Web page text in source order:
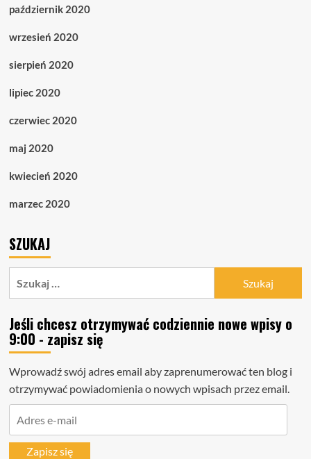
październik 2020
wrzesień 2020
sierpień 2020
lipiec 2020
czerwiec 2020
maj 2020
kwiecień 2020
marzec 2020
SZUKAJ
Jeśli chcesz otrzymywać codziennie nowe wpisy o
9:00 - zapisz się
Wprowadź swój adres email aby zaprenumerować ten blog i
otrzymywać powiadomienia o nowych wpisach przez email.
mailZapisz się